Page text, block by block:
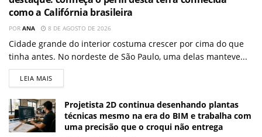
como a Califórnia brasileira
POR ANA 8 DE AGOSTO DE 2026
Cidade grande do interior costuma crescer por cima do que
tinha antes. No nordeste de São Paulo, uma delas manteve...
LEIA MAIS
Projetista 2D continua desenhando plantas
técnicas mesmo na era do BIM e trabalha com
uma precisão que o croqui não entrega